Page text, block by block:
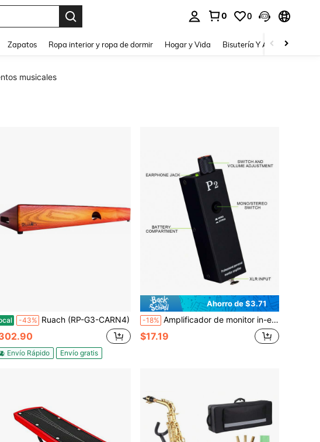
0 0
Zapatos Ropa interior y ropa de dormir Hogar y Vida Bisutería Y Accesorios
musicales
-43% Ruach (RP-G3-CARN4)
Envío Rápido Envío gratis
Ahorro de $3.71
-18% Amplificador de monitor in-ear portátil P2, amplificador de auriculares con entrada XLR y TRS, salida de 3.5 mm, amplificador de auriculares con interruptor estéreo/mono para teclistas, bateristas y guitarristas
$17.19